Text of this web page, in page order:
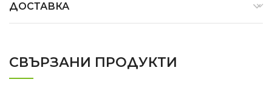
ДОСТАВКА
СВЪРЗАНИ ПРОДУКТИ